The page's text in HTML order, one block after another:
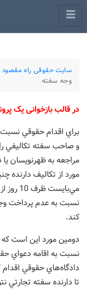
سایت حقوقی راه مقصود
وجه سفته
در قالب بازخوانی یک
براي اقدام حقوقي
و صاحب سفته تكاليفي
مراجعه به ظهرنويسان
مورد از تكاليف
نسبت به عدم پرداخت
كند.
دومين مورد اين‌ است
نسبت به اقامه دعواي
دادگاه‌هاي حقوقي
تا دارنده سفته